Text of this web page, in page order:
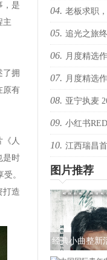
，是
主
拥
原有
人
是时
。
打造
落幕 朴宰范、
KR
04. 老板求职
场“反向招聘”
05. 追光之旅
音乐会定档4月
06. 月度精选
些抖音爆款？
07. 月度精选
些抖音爆款？
08. 亚宁执麦
的回忆
09. 小红书
共赴春日野心
10. 江西瑞昌
爆！双平台数
图片推荐
经典小曲整新